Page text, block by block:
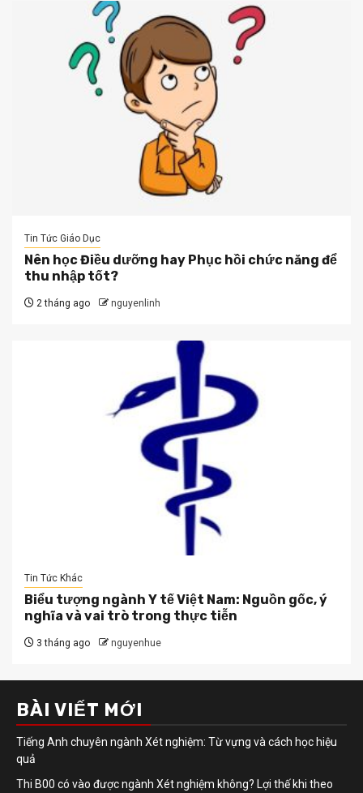
Tin Tức Giáo Dục
Nên học Điều dưỡng hay Phục hồi chức năng để
thu nhập tốt?
2 tháng ago nguyenlinh
Tin Tức Khác
Biểu tượng ngành Y tế Việt Nam: Nguồn gốc, ý
nghĩa và vai trò trong thực tiễn
3 tháng ago nguyenhue
BÀI VIẾT MỚI
Tiếng Anh chuyên ngành Xét nghiệm: Từ vựng và cách học hiệu
quả
Thi B00 có vào được ngành Xét nghiệm không? Lợi thế khi theo